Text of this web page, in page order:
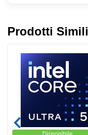
Prodotti Simili